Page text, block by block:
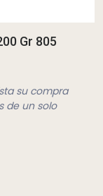
Gr 805
su compra
de un solo